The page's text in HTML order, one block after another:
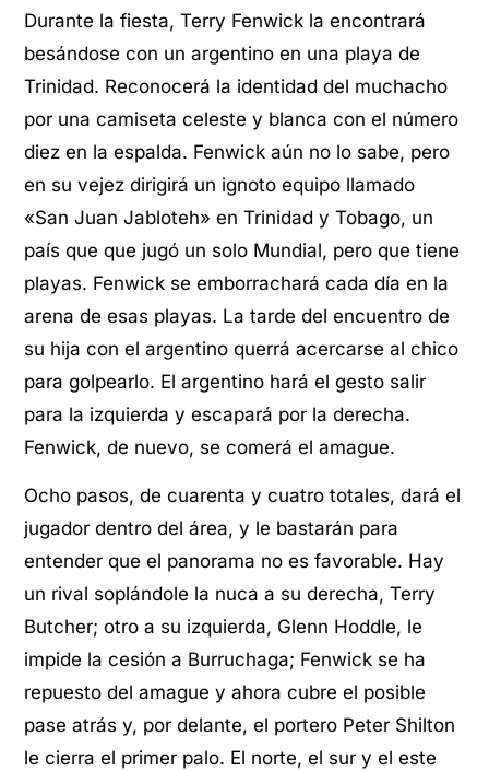
Durante la fiesta, Terry Fenwick la encontrará
besándose con un argentino en una playa de
Trinidad. Reconocerá la identidad del muchacho
por una camiseta celeste y blanca con el número
diez en la espalda. Fenwick aún no lo sabe, pero
en su vejez dirigirá un ignoto equipo llamado
«San Juan Jabloteh» en Trinidad y Tobago, un
país que que jugó un solo Mundial, pero que tiene
playas. Fenwick se emborrachará cada día en la
arena de esas playas. La tarde del encuentro de
su hija con el argentino querrá acercarse al chico
para golpearlo. El argentino hará el gesto salir
para la izquierda y escapará por la derecha.
Fenwick, de nuevo, se comerá el amague.
Ocho pasos, de cuarenta y cuatro totales, dará el
jugador dentro del área, y le bastarán para
entender que el panorama no es favorable. Hay
un rival soplándole la nuca a su derecha, Terry
Butcher; otro a su izquierda, Glenn Hoddle, le
impide la cesión a Burruchaga; Fenwick se ha
repuesto del amague y ahora cubre el posible
pase atrás y, por delante, el portero Peter Shilton
le cierra el primer palo. El norte, el sur y el este